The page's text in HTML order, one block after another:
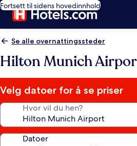
Fortsett til sidens hovedinnhold
Se alle overnattingssteder
Hilton Munich
Velg datoer for å se priser
Hvor vil du hen?
Datoer